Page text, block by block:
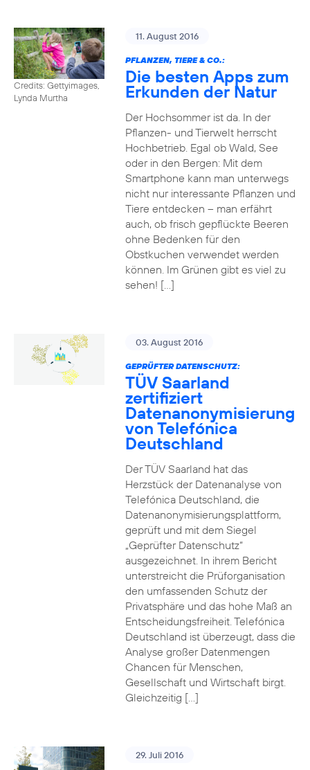
Credits: Gettyimages,
Lynda Murtha
11. August 2016
PFLANZEN, TIERE & CO.:
Die besten Apps zum
Erkunden der Natur
Der Hochsommer ist da. In der
Pflanzen- und Tierwelt herrscht
Hochbetrieb. Egal ob Wald, See
oder in den Bergen: Mit dem
Smartphone kann man unterwegs
nicht nur interessante Pflanzen und
Tiere entdecken – man erfährt
auch, ob frisch gepflückte Beeren
ohne Bedenken für den
Obstkuchen verwendet werden
können. Im Grünen gibt es viel zu
sehen! […]
03. August 2016
GEPRÜFTER DATENSCHUTZ:
TÜV Saarland
zertifiziert
Datenanonymisierung
von Telefónica
Deutschland
Der TÜV Saarland hat das
Herzstück der Datenanalyse von
Telefónica Deutschland, die
Datenanonymisierungsplattform,
geprüft und mit dem Siegel
„Geprüfter Datenschutz“
ausgezeichnet. In ihrem Bericht
unterstreicht die Prüforganisation
den umfassenden Schutz der
Privatsphäre und das hohe Maß an
Entscheidungsfreiheit. Telefónica
Deutschland ist überzeugt, dass die
Analyse großer Datenmengen
Chancen für Menschen,
Gesellschaft und Wirtschaft birgt.
Gleichzeitig […]
29. Juli 2016